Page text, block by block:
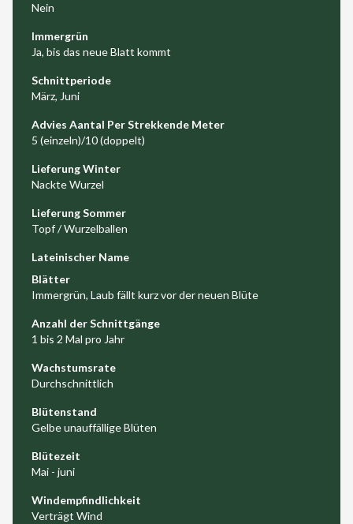
Nein
Immergrün
Ja, bis das neue Blatt kommt
Schnittperiode
März, Juni
Advies Aantal Per Strekkende Meter
5 (einzeln)/10 (doppelt)
Lieferung Winter
Nackte Wurzel
Lieferung Sommer
Topf / Wurzelballen
Lateinischer Name
Blätter
Immergrün, Laub fällt kurz vor der neuen Blüte
Anzahl der Schnittgänge
1 bis 2 Mal pro Jahr
Wachstumsrate
Durchschnittlich
Blütenstand
Gelbe unauffällige Blüten
Blütezeit
Mai - juni
Windempfindlichkeit
Verträgt Wind